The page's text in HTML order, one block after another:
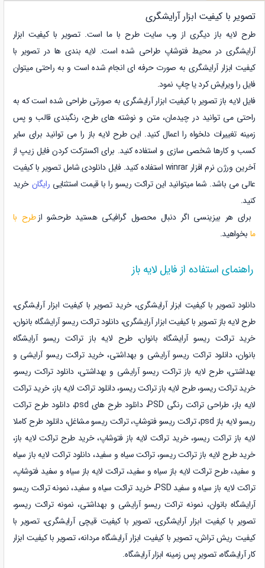
تصویر با کیفیت ابزار آرایشگری
طرح لایه باز دیگری از وب سایت طرح با ما است. تصویر با کیفیت ابزار
آرایشگری در محیط فتوشاپ طراحی شده است. لایه بندی ها در تصویر با
کیفیت ابزار آرایشگری به صورت حرفه ای انجام شده است و به راحتی میتوان
فایل را ویرایش کرد یا چاپ نمود.
فایل لایه باز تصویر با کیفیت ابزار آرایشگری به صورتی طراحی شده است که به
راحتی می توانید در چیدمان، متن و نوشته های طرح، رنگبندی قالب و پس
زمینه تغییرات دلخواه را اعمال کنید. این طرح لایه باز را می توانید برای سایر
کسب و کارها شخصی سازی و استفاده کنید. برای اکسترکت کردن فایل زیپ از
آخرین ورژن نرم افزار winrar استفاده کنید. فایل دانلودی شامل تصویر با کیفیت
عالی می باشد. شما میتوانید این تراکت ریسو را با قیمت استثنایی رایگان خرید
کنید.
برای هر بیزینسی اگر دنبال محصول گرافیکی هستید طرحشو ازطرح با
مابخواهید.
راهنمای استفاده از فایل لایه باز
دانلود تصویر با کیفیت ابزار آرایشگری، خرید تصویر با کیفیت ابزار آرایشگری،
طرح لایه باز تصویر با کیفیت ابزار آرایشگری، دانلود تراکت ریسو آرایشگاه بانوان،
خرید تراکت ریسو آرایشگاه بانوان، طرح لایه باز تراکت ریسو آرایشگاه
بانوان، دانلود تراکت ریسو آرایشی و بهداشتی، خرید تراکت ریسو آرایشی و
بهداشتی، طرح لایه باز تراکت ریسو آرایشی و بهداشتی، دانلود تراکت ریسو،
خرید تراکت ریسو، طرح لایه باز تراکت ریسو، دانلود تراکت لایه باز، خرید تراکت
لایه باز، طراحی تراکت رنگی PSD، دانلود طرح های psd، دانلود طرح تراکت
ریسو لایه باز psd، تراکت ریسو فتوشاپ، تراکت ریسو مشاغل، دانلود طرح کاملا
لایه باز تراکت ریسو، خرید تراکت لایه باز فتوشاپ، خرید طرح تراکت لایه باز،
خرید طرح لایه باز تراکت ریسو، تراکت سیاه و سفید، دانلود تراکت لایه باز سیاه
و سفید، طرح تراکت لایه باز سیاه و سفید، تراکت لایه باز سیاه و سفید فتوشاپ،
تراکت لایه باز سیاه و سفید PSD، خرید تراکت سیاه و سفید، نمونه
تراکت ریسو
آرایشگاه بانوان، نمونه تراکت ریسو آرایشی و بهداشتی، نمونه تراکت ریسو،
تصویر با کیفیت ابزار آرایشگری، تصویر با کیفیت قیچی آرایشگری، تصویر با
کیفیت ریش تراش، تصویر با کیفیت ابزار آرایشگاه مردانه، تصویر با کیفیت ابزار
کار آرایشگاه، تصویر پس زمینه ابزار آرایشگاه.